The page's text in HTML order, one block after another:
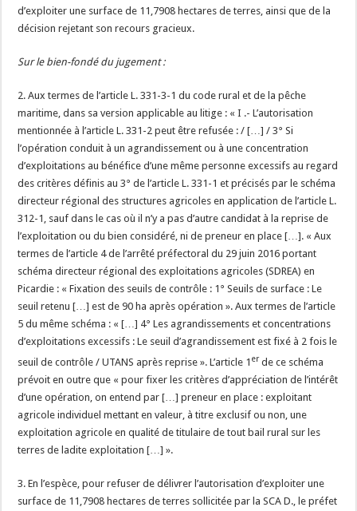
d’exploiter une surface de 11,7908 hectares de terres, ainsi que de la
décision rejetant son recours gracieux.
Sur le bien-fondé du jugement :
2. Aux termes de l’article L. 331-3-1 du code rural et de la pêche
maritime, dans sa version applicable au litige : « I .- L’autorisation
mentionnée à l’article L. 331-2 peut être refusée : / […] / 3° Si
l’opération conduit à un agrandissement ou à une concentration
d’exploitations au bénéfice d’une même personne excessifs au regard
des critères définis au 3° de l’article L. 331-1 et précisés par le schéma
directeur régional des structures agricoles en application de l’article L.
312-1, sauf dans le cas où il n’y a pas d’autre candidat à la reprise de
l’exploitation ou du bien considéré, ni de preneur en place […]. « Aux
termes de l’article 4 de l’arrêté préfectoral du 29 juin 2016 portant
schéma directeur régional des exploitations agricoles (SDREA) en
Picardie : « Fixation des seuils de contrôle : 1° Seuils de surface : Le
seuil retenu […] est de 90 ha après opération ». Aux termes de l’article
5 du même schéma : « […] 4° Les agrandissements et concentrations
d’exploitations excessifs : Le seuil d’agrandissement est fixé à 2 fois le
seuil de contrôle / UTANS après reprise ». L’article 1 er de ce schéma
prévoit en outre que « pour fixer les critères d’appréciation de l’intérêt
d’une opération, on entend par […] preneur en place : exploitant
agricole individuel mettant en valeur, à titre exclusif ou non, une
exploitation agricole en qualité de titulaire de tout bail rural sur les
terres de ladite exploitation […] ».
3. En l’espèce, pour refuser de délivrer l’autorisation d’exploiter une
surface de 11,7908 hectares de terres sollicitée par la SCA D., le préfet